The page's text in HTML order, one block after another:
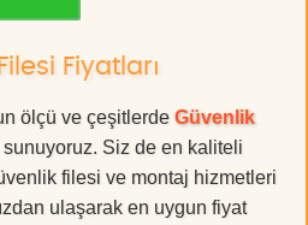
Fiyatları
ölçü ve çeşitlerde Güvenlik
Siz de en kaliteli
filesi ve montaj hizmetleri
ulaşarak en uygun fiyat